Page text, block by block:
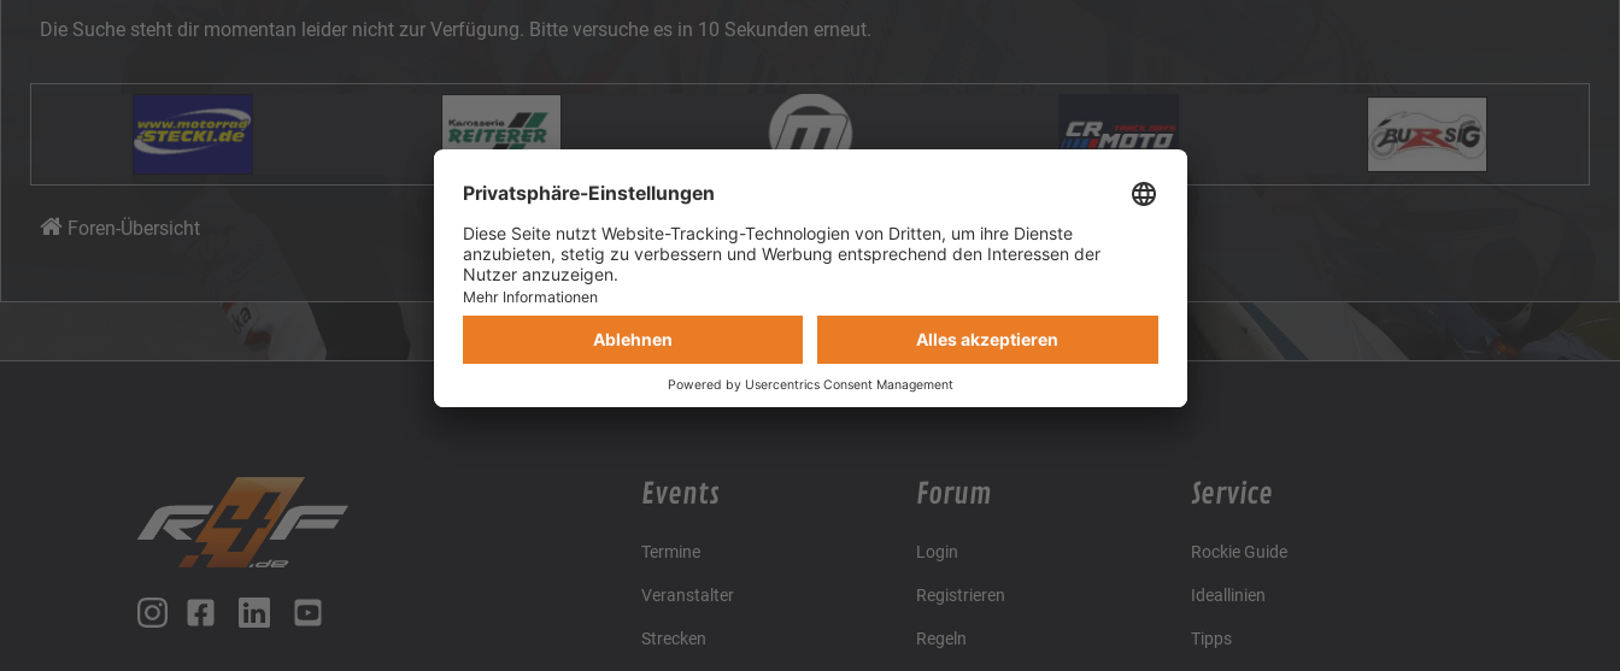
Die Suche steht dir momentan leider nicht zur Verfügung. Bitte versuche es in 10 Sekunden erneut.
Foren-Übersicht
Events
Termine
Veranstalter
Strecken
Forum
Login
Registrieren
Regeln
Service
Rockie Guide
Ideallinien
Tipps